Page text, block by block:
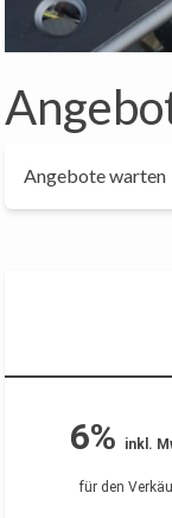
Angebote warten
6% inkl.
für den